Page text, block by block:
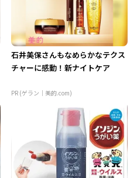
石井美保さんもなめらかなテクス
チャーに感動！新ナイトケア
PR (ゲラン｜美的.com)